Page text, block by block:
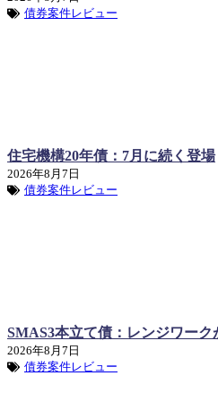
債券案件レビュー
住宅機構20年債：7月に続く登場
2026年8月7日
債券案件レビュー
SMAS3本立て債：レンジワーク
2026年8月7日
債券案件レビュー